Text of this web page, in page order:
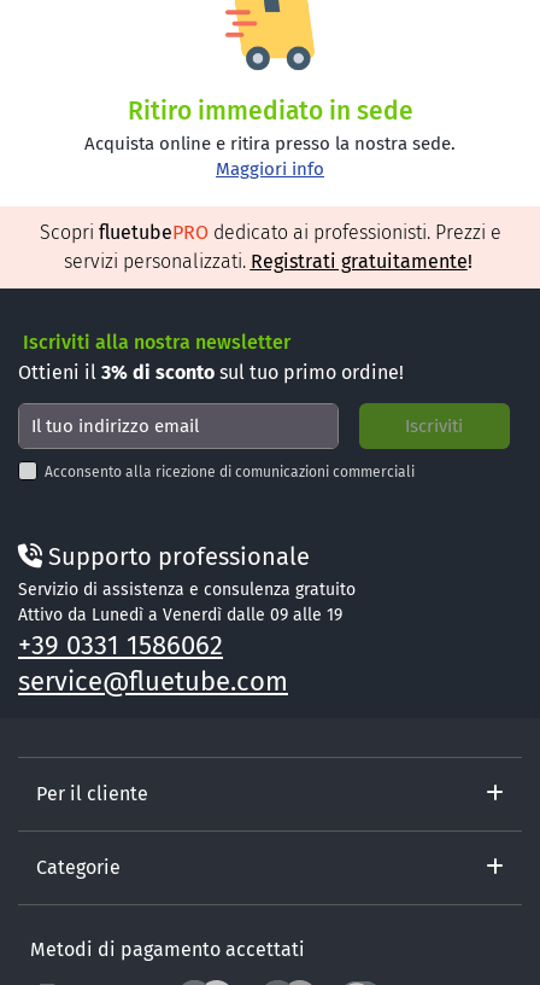
Ritiro immediato in sede
Acquista online e ritira presso la nostra sede.
Maggiori info
Scopri fluetubePRO dedicato ai professionisti. Prezzi e
servizi personalizzati. Registrati gratuitamente!
Iscriviti alla nostra newsletter
Ottieni il 3% di sconto sul tuo primo ordine!
Acconsento alla ricezione di comunicazioni commerciali
Supporto professionale
Servizio di assistenza e consulenza gratuito
Attivo da Lunedì a Venerdì dalle 09 alle 19
+39 0331 1586062
service@fluetube.com
Per il cliente
Categorie
Metodi di pagamento accettati